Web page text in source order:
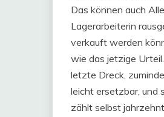
Das können auch
Lagerarbeiterin
verkauft werden
wie das jetzige
letzte Dreck,
leicht ersetzbar, und
zählt selbst